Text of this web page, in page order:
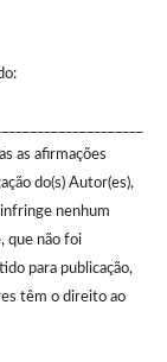
as afirmações
do(s) Autor(es),
nenhum
que não foi
para publicação,
têm o direito ao